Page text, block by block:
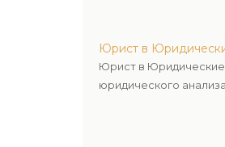
Юрист в
Юрист в Юридические
юридического